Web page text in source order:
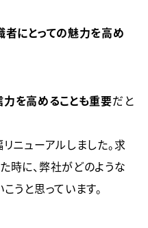
にとっての魅力を高め
を高めることも重要だと
ニューアルしました。求
時に、弊社がどのような
うと思っています。